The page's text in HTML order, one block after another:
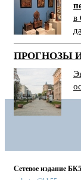
в
ПРОГНОЗЫ
Сетевое издание